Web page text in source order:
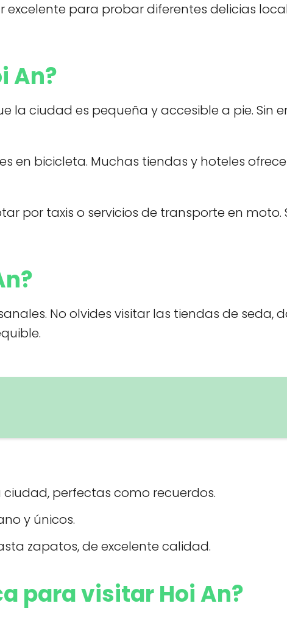
excelente para probar diferentes delicias
An?
la ciudad es pequeña y accesible a pie.
en bicicleta. Muchas tiendas y hoteles
por taxis o servicios de transporte en
No olvides visitar las tiendas de
perfectas como recuerdos.
y únicos.
zapatos, de excelente calidad.
para visitar Hoi An?